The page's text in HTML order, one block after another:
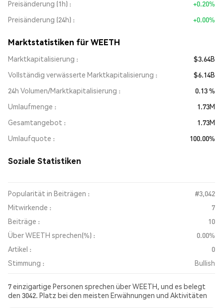
Preisänderung (1h)
+0.20%
Preisänderung (24h)
+0.00%
Marktstatistiken für WEETH
Marktkapitalisierung
$3.64B
Vollständig verwässerte Marktkapitalisierung
$6.14B
24h Volumen/Marktkapitalisierung
0.13 %
Umlaufmenge
1.73M
Gesamtangebot
1.73M
Umlaufquote
100.00%
Soziale Statistiken
Popularität in Beiträgen :
#3,042
Mitwirkende :
7
Beiträge :
10
Über WEETH sprechen(%) :
0.00%
Artikel :
0
Stimmung :
Bullish
7 einzigartige Personen sprechen über WEETH, und es belegt
den 3042. Platz bei den meisten Erwähnungen und Aktivitäten